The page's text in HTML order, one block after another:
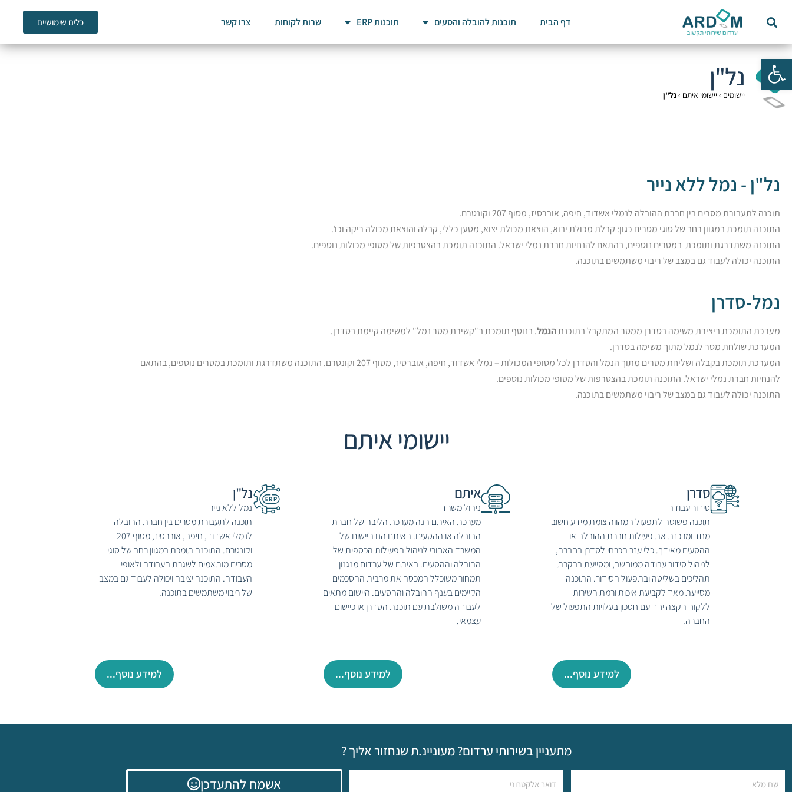
פתח סרגל נגישות
דף הבית תוכנות להובלה והסעים תוכנות ERP שרות לקוחות צרו קשר כלים שימושיים
נל"ן
יישומים ›יישומי איתם ›נל"ן
נל"ן - נמל ללא נייר
תוכנה לתעבורת מסרים בין חברת ההובלה לנמלי אשדוד, חיפה, אוברסיז, מסוף 207 וקונטרם.
התוכנה תומכת במגוון רחב של סוגי מסרים כגון: קבלת מכולת יבוא, הוצאת מכולת יצוא, מטען כללי, קבלה והוצאת מכולה ריקה וכו'.
התוכנה משתדרגת ותומכת במסרים נוספים, בהתאם להנחיות חברת נמלי ישראל. התוכנה תומכת בהצטרפות של מסופי מכולות נוספים.
התוכנה יכולה לעבוד גם במצב של ריבוי משתמשים בתוכנה.
נמל-סדרן
מערכת התומכת ביצירת משימה בסדרן ממסר המתקבל בתוכנתהנמל. בנוסף תומכת ב"קשירת מסר נמל" למשימה קיימת בסדרן.
המערכת שולחת מסר לנמל מתוך משימה בסדרן.
המערכת תומכת בקבלה ושליחת מסרים מתוך הנמל והסדרן לכל מסופי המכולות – נמלי אשדוד, חיפה, אוברסיז, מסוף 207 וקונטרם. התוכנה משתדרגת ותומכת במסרים נוספים, בהתאם
להנחיות חברת נמלי ישראל. התוכנה תומכת בהצטרפות של מסופי מכולות נוספים.
התוכנה יכולה לעבוד גם במצב של ריבוי משתמשים בתוכנה.
יישומי איתם
סדרן
סידור עבודה
תוכנה פשוטה לתפעול המהווה צומת מידע חשוב
מחד ומרכזת את פעילות חברת ההובלה או
ההסעים מאידך. כלי עזר הכרחי לסדרן בחברה,
לניהול סידור עבודה ממוחשב, ומסייעת בבקרת
תהליכים בשליטה ובתפעול הסידור. התוכנה
מסייעת מאד לקביעת איכות ורמת השירות
ללקוח הקצה יחד עם חסכון בעלויות התפעול של
החברה.
למידע נוסף...
איתם
ניהול משרד
מערכת האיתם הנה מערכת הליבה של חברת
ההובלה או ההסעים. האיתם הנו היישום של
המשרד האחורי לניהול הפעילות הכספית של
ההובלה וההסעים. באיתם של ערדום מנגנון
תמחור משוכלל המכסה את מרבית ההסכמים
הקיימים בענף ההובלה וההסעים. היישום מתאים
לעבודה משולבת עם תוכנת הסדרן או כיישום
עצמאי.
למידע נוסף...
נל"ן
נמל ללא נייר
תוכנה לתעבורת מסרים בין חברת ההובלה
לנמלי אשדוד, חיפה, אוברסיז, מסוף 207
וקונטרם. התוכנה תומכת במגוון רחב של סוגי
מסרים מותאמים לשגרת העבודה ולאופי
העבודה. התוכנה יציבה ויכולה לעבוד גם במצב
של ריבוי משתמשים בתוכנה.
למידע נוסף...
מתעניין בשירותי ערדום? מעוניינ.ת שנחזור אליך ?
אשמח להתעדכן